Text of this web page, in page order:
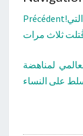
Précédent!إنكار للإنسانية: بضع كلمات لروح رشا، التي
ثلاث مرات
لمناهضة
على النساء